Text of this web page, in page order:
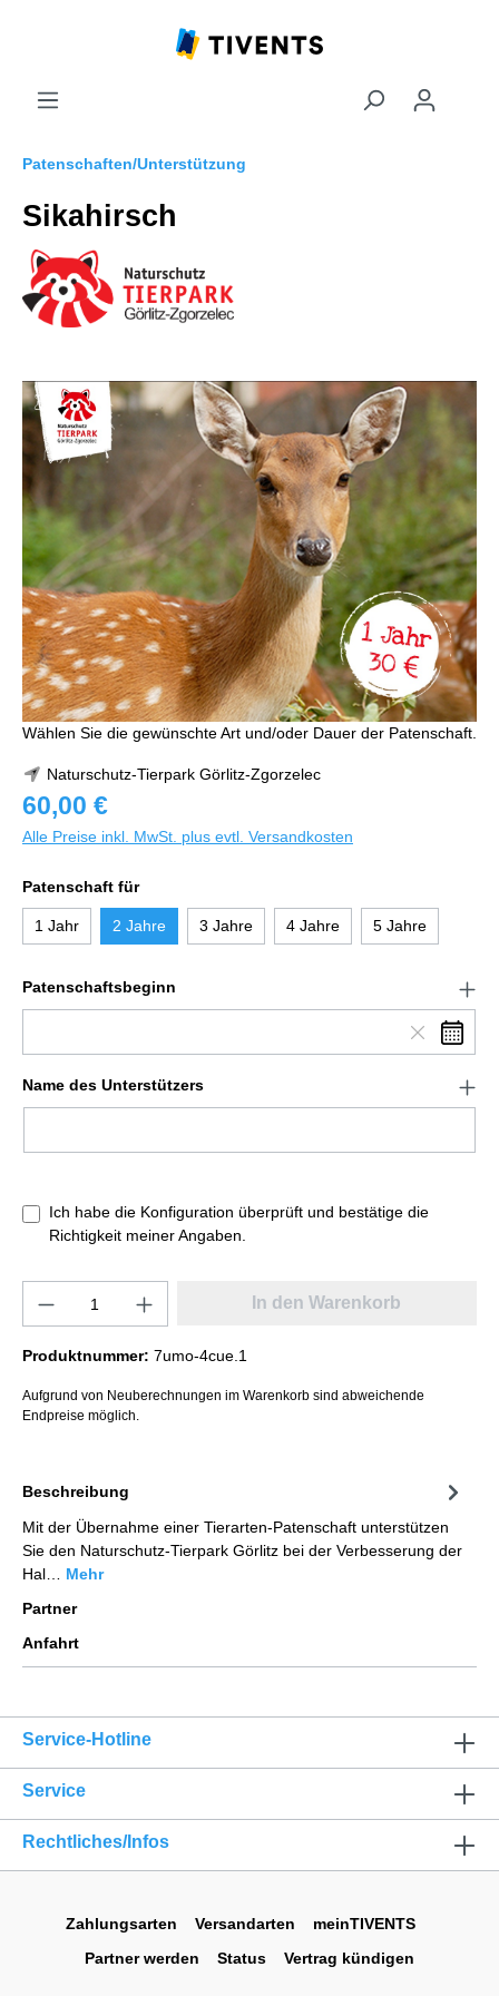
Patenschaften/Unterstützung
Sikahirsch
Wählen Sie die gewünschte Art und/oder Dauer der Patenschaft.
Naturschutz-Tierpark Görlitz-Zgorzelec
60,00 €
Alle Preise inkl. MwSt. plus evtl. Versandkosten
Patenschaft für
1 Jahr 2 Jahre 3 Jahre 4 Jahre 5 Jahre
Patenschaftsbeginn
Name des Unterstützers
Ich habe die Konfiguration überprüft und bestätige die
Richtigkeit meiner Angaben.
In den Warenkorb
Produktnummer: 7umo-4cue.1
Aufgrund von Neuberechnungen im Warenkorb sind abweichende
Endpreise möglich.
Beschreibung
Mit der Übernahme einer Tierarten-Patenschaft unterstützen
Sie den Naturschutz-Tierpark Görlitz bei der Verbesserung der
Hal… Mehr
Partner
Anfahrt
Service-Hotline
Service
Rechtliches/Infos
Zahlungsarten Versandarten
meinTIVENTS
Partner werden
Status Vertrag kündigen